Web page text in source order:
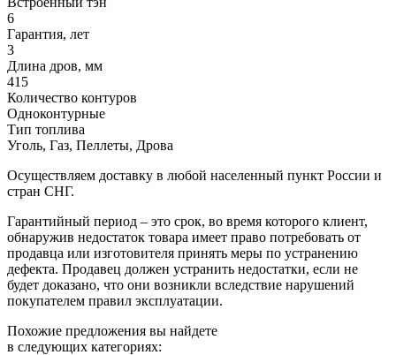
6
Гарантия, лет
3
Длина дров, мм
415
Количество контуров
Одноконтурные
Тип топлива
Уголь, Газ, Пеллеты, Дрова
Осуществляем доставку в любой населенный пункт России и
стран СНГ.
Гарантийный период – это срок, во время которого клиент,
обнаружив недостаток товара имеет право потребовать от
продавца или изготовителя принять меры по устранению
дефекта. Продавец должен устранить недостатки, если не
будет доказано, что они возникли вследствие нарушений
покупателем правил эксплуатации.
Похожие предложения вы найдете
в следующих категориях: